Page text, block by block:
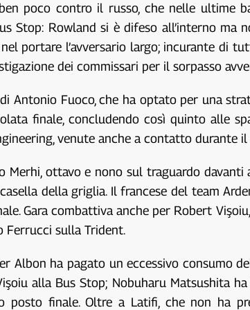
poco contro il russo, che nelle ultime
Stop: Rowland si è difeso all’interno
portare l’avversario largo; incurante di
dei commissari per il sorpasso
Antonio Fuoco, che ha optato per una
finale, concludendo così quinto alle
venute anche a contatto durante il
Merhi, ottavo e nono sul traguardo
della griglia. Il francese del team
Gara combattiva anche per Robert
Ferrucci sulla Trident.
Albon ha pagato un eccessivo consumo
alla Bus Stop; Nobuharu Matsushita
finale. Oltre a Latifi, che non ha